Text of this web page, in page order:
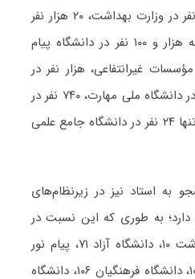
نفر در وزارت علوم، ۲۲ هزار نفر در وزارت بهداشت، ۲۰ هزار نفر
در دانشگاه آزاد اسلامی، سه هزار و ۱۰۰ نفر در دانشگاه پیام
و ۶۳۰ نفر در مؤسسات غیرانتفاعی، هزار نفر در
دانشگاه فرهنگیان، ۸۰۰ نفر در دانشگاه ملی مهارت، ۷۴۰ نفر در
سایر دستگاه‌های اجرایی و تنها ۲۴ نفر در دانشگاه جامع علمی
به استاد نیز در زیرنظام‌های
به طوری که این نسبت در
وزارت علوم ۲۴، وزارت بهداشت ۱۰، دانشگاه آزاد ۷۱، پیام نور
۱۲۷، مؤسسات غیرانتفاعی ۱۰۰، دانشگاه فرهنگیان ۱۰۶، دانشگاه